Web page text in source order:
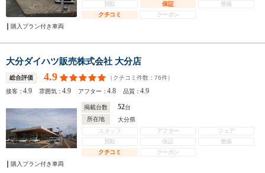
買取
保証
整備
クチコミ
クーポン
購入プラン付き車両
大分ダイハツ販売株式会社 大分店
総合評価 4.9 （クチコミ件数： 76件）
接客：4.9 雰囲気：4.9 アフター：4.8 品質：4.9
掲載台数 52台
所在地
大分県
スタッフ
アフター
フェア
買取
保証
整備
クチコミ
クーポン
購入プラン付き車両